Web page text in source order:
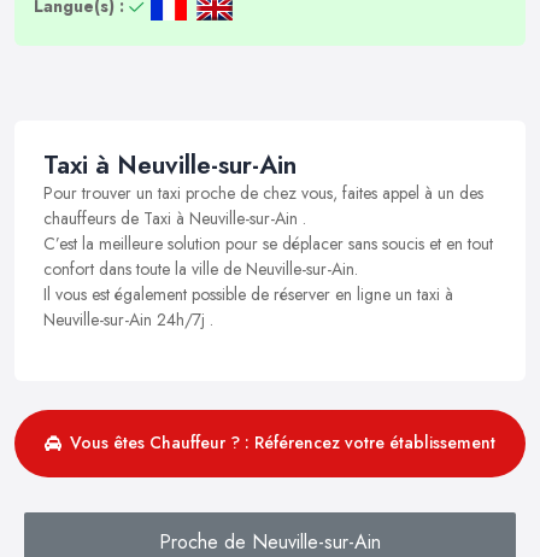
Langue(s) :
Taxi à Neuville-sur-Ain
Pour trouver un taxi proche de chez vous, faites appel à un des
chauffeurs de Taxi à Neuville-sur-Ain .
C’est la meilleure solution pour se déplacer sans soucis et en tout
confort dans toute la ville de Neuville-sur-Ain.
Il vous est également possible de réserver en ligne un taxi à
Neuville-sur-Ain 24h/7j .
Vous êtes Chauffeur ? : Référencez votre établissement
Proche de Neuville-sur-Ain